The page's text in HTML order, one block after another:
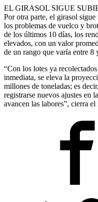
EL GIRASOL SIGUE
Por otra parte, el girasol
los problemas de vuelco y
de los últimos 10 días, los
elevados, con un valor
de un rango que varía entre 8
“Con los lotes ya
inmediata, se eleva la
millones de toneladas; es
registrarse nuevos ajustes en
avancen las labores”, cierra